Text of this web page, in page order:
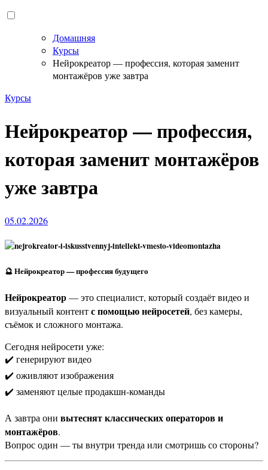
Домашняя
Курсы
Нейрокреатор — профессия, которая заменит
монтажёров уже завтра
Курсы
Нейрокреатор — профессия,
которая заменит монтажёров
уже завтра
05.02.2026
🔮 Нейрокреатор — профессия будущего
Нейрокреатор— это специалист, который создаёт видео и
визуальный контентс помощью нейросетей, без камеры,
съёмок и сложного монтажа.
Сегодня нейросети уже:
✔️ генерируют видео
✔️ оживляют изображения
✔️ заменяют целые продакшн-команды
А завтра они вытеснят классических операторов и
монтажёров.
Вопрос один — ты внутри тренда или смотришь со стороны?